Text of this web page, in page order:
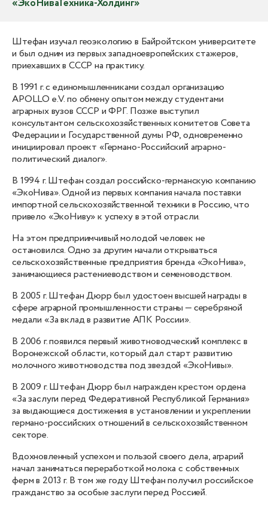
«ЭкоНиваТехника-Холдинг»
Штефан изучал геоэкологию в Байройтском университете
и был одним из первых западноевропейских стажеров,
приехавших в СССР на практику.
В 1991 г. с единомышленниками создал организацию
APOLLO e.V. по обмену опытом между студентами
аграрных вузов СССР и ФРГ. Позже выступил
консультантом сельскохозяйственных комитетов Совета
Федерации и Государственной думы РФ, одновременно
инициировал проект «Германо-Российский аграрно-
политический диалог».
В 1994 г. Штефан создал российско-германскую компанию
«ЭкоНива». Одной из первых компания начала поставки
импортной сельскохозяйственной техники в Россию, что
привело «ЭкоНиву» к успеху в этой отрасли.
На этом предприимчивый молодой человек не
остановился. Одно за другим начали открываться
сельскохозяйственные предприятия бренда «ЭкоНива»,
занимающиеся растениеводством и семеноводством.
В 2005 г. Штефан Дюрр был удостоен высшей награды в
сфере аграрной промышленности страны — серебряной
медали «За вклад в развитие АПК России».
В 2006 г. появился первый животноводческий комплекс в
Воронежской области, который дал старт развитию
молочного животноводства под звездой «ЭкоНивы».
В 2009 г. Штефан Дюрр был награжден крестом ордена
«За заслуги перед Федеративной Республикой Германия»
за выдающиеся достижения в установлении и укреплении
германо-российских отношений в сельскохозяйственном
секторе.
Вдохновленный успехом и пользой своего дела, аграрий
начал заниматься переработкой молока с собственных
ферм в 2013 г. В том же году Штефан получил российское
гражданство за особые заслуги перед Россией.